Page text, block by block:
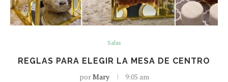
Salas
REGLAS PARA ELEGIR LA MESA DE CENTRO
porMary 9:05 am